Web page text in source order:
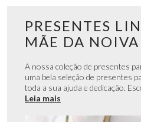
PRESENTES
MÃE DA NOIVA
A nossa coleção de presentes
uma bela seleção de presentes
toda a sua ajuda e dedicação.
Leia mais